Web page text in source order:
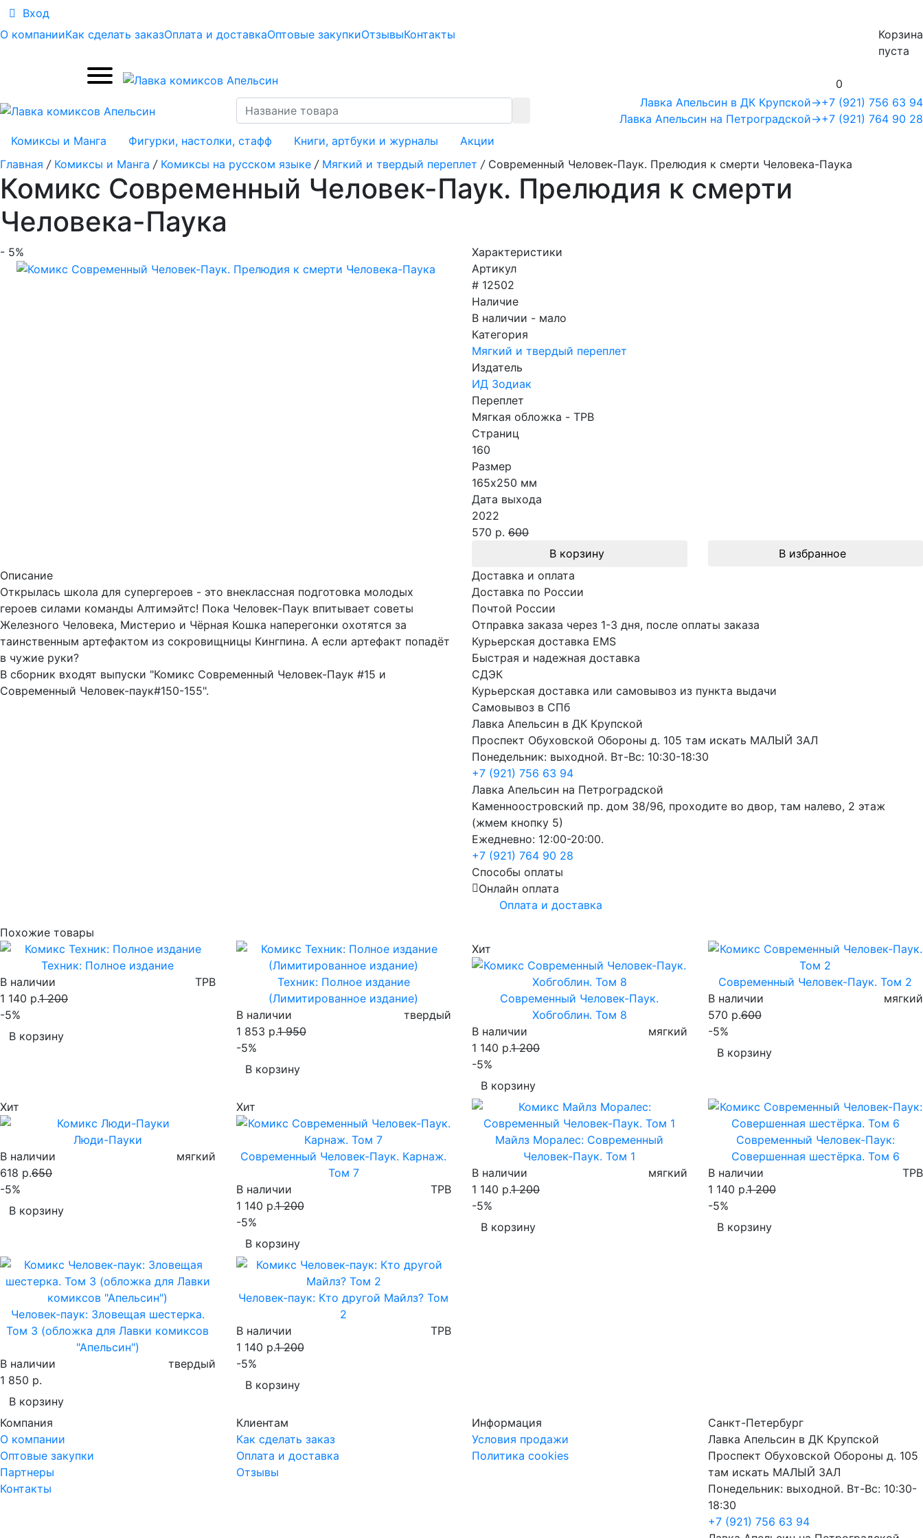
Вход
О компанииКак сделать заказОплата и доставкаОптовые закупкиОтзывыКонтакты
Корзина
пуста
0
+7 (921) 756 63 94
+7 (921) 764 90 28
Лавка Апельсин в ДК Крупской→
Лавка Апельсин на Петроградской→
Комиксы и Манга
Фигурки, настолки, стафф Книги, артбуки и журналы
Акции
Главная / Комиксы и Манга / Комиксы на русском языке / Мягкий и твердый переплет / Современный Человек-Паук. Прелюдия к смерти Человека-Паука
Комикс Современный Человек-Паук. Прелюдия к смерти
Человека-Паука
- 5%
Характеристики
Артикул
# 12502
Наличие
В наличии - мало
Категория
Мягкий и твердый переплет
Издатель
ИД Зодиак
Переплет
Мягкая обложка - TPB
Страниц
160
Размер
165х250 мм
Дата выхода
2022
570 р. 600
В корзину
В избранное
Описание
Открылась школа для супергероев - это внеклассная подготовка молодых
героев силами команды Алтимэйтс! Пока Человек-Паук впитывает советы
Железного Человека, Мистерио и Чёрная Кошка наперегонки охотятся за
таинственным артефактом из сокровищницы Кингпина. А если артефакт попадёт
в чужие руки?
В сборник входят выпуски "Комикс Современный Человек-Паук #15 и
Современный Человек-паук#150-155".
Доставка и оплата
Доставка по России
Почтой России
Отправка заказа через 1-3 дня, после оплаты заказа
Курьерская доставка EMS
Быстрая и надежная доставка
СДЭК
Курьерская доставка или самовывоз из пункта выдачи
Самовывоз в СПб
Лавка Апельсин в ДК Крупской
Проспект Обуховской Обороны д. 105 там искать МАЛЫЙ ЗАЛ
Понедельник: выходной. Вт-Вс: 10:30-18:30
+7 (921) 756 63 94
Лавка Апельсин на Петроградской
Каменноостровский пр. дом 38/96, проходите во двор, там налево, 2 этаж
(жмем кнопку 5)
Ежедневно: 12:00-20:00.
+7 (921) 764 90 28
Способы оплаты
Онлайн оплата
Оплата и доставка
Похожие товары
Техник: Полное издание
В наличии
TPB
1 140 р.1 200
-5%
В корзину
Техник: Полное издание
(Лимитированное издание)
В наличии
твердый
1 853 р.1 950
-5%
В корзину
Хит
Современный Человек-Паук.
Хобгоблин. Том 8
В наличии
мягкий
1 140 р.1 200
-5%
В корзину
Современный Человек-Паук. Том 2
В наличии
мягкий
570 р.600
-5%
В корзину
Хит
Люди-Пауки
В наличии
мягкий
618 р.650
-5%
В корзину
Хит
Современный Человек-Паук. Карнаж.
Том 7
В наличии
TPB
1 140 р.1 200
-5%
В корзину
Майлз Моралес: Современный
Человек-Паук. Том 1
В наличии
мягкий
1 140 р.1 200
-5%
В корзину
Современный Человек-Паук:
Совершенная шестёрка. Том 6
В наличии
TPB
1 140 р.1 200
-5%
В корзину
Человек-паук: Зловещая шестерка.
Том 3 (обложка для Лавки комиксов
"Апельсин")
В наличии
твердый
1 850 р.
В корзину
Человек-паук: Кто другой Майлз? Том
2
В наличии
TPB
1 140 р.1 200
-5%
В корзину
Компания
О компании
Оптовые закупки
Партнеры
Контакты
Клиентам
Как сделать заказ
Оплата и доставка
Отзывы
Информация
Условия продажи
Политика cookies
Санкт-Петербург
Лавка Апельсин в ДК Крупской
Проспект Обуховской Обороны д. 105
там искать МАЛЫЙ ЗАЛ
Понедельник: выходной. Вт-Вс: 10:30-
18:30
+7 (921) 756 63 94